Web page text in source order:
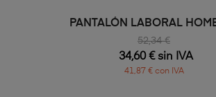
PANTALÓN LABORAL
52,34 €
34,60 € sin IVA
41,87 € con IVA